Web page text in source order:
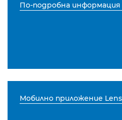
По-подробна информация
Мобилно приложение